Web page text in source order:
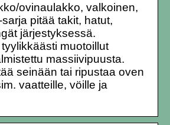
ovinaulakko, valkoinen,
pitää takit, hatut,
järjestyksessä.
muotoillut
massiivipuusta.
seinään tai ripustaa oven
vaatteille, vöille ja